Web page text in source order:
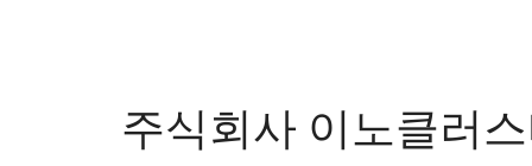
주식회사 이노클러